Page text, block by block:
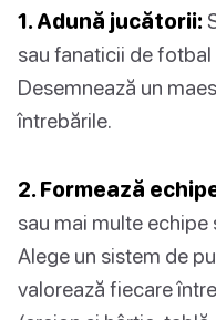
1. Adună jucătorii:
sau fanaticii de
Desemnează un
întrebările.
2. Formează
sau mai multe echipe
Alege un sistem de
valorează fiecare